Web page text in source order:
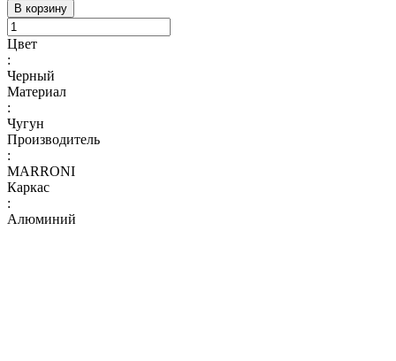
В корзину
Цвет
:
Черный
Материал
:
Чугун
Производитель
:
MARRONI
Каркас
:
Алюминий